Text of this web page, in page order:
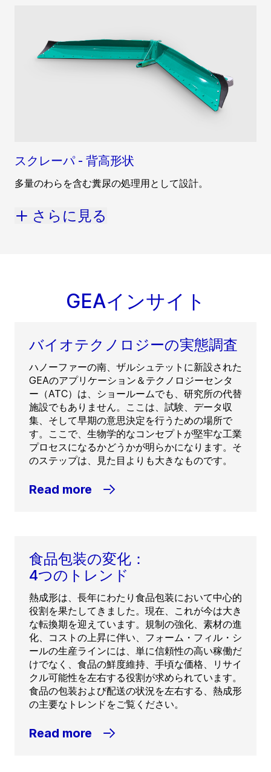
スクレーパ - 背高形状
多量のわらを含む糞尿の処理用として設計。
さらに見る
GEAインサイト
バイオテクノロジーの実態調査
ハノーファーの南、ザルシュテットに新設された
GEAのアプリケーション＆テクノロジーセンタ
ー（ATC）は、ショールームでも、研究所の代替
施設でもありません。ここは、試験、データ収
集、そして早期の意思決定を行うための場所で
す。ここで、生物学的なコンセプトが堅牢な工業
プロセスになるかどうかが明らかになります。そ
のステップは、見た目よりも大きなものです。
Read more
食品包装の変化：
4つのトレンド
熱成形は、長年にわたり食品包装において中心的
役割を果たしてきました。現在、これが今は大き
な転換期を迎えています。規制の強化、素材の進
化、コストの上昇に伴い、フォーム・フィル・シ
ールの生産ラインには、単に信頼性の高い稼働だ
けでなく、食品の鮮度維持、手頃な価格、リサイ
クル可能性を左右する役割が求められています。
食品の包装および配送の状況を左右する、熱成形
の主要なトレンドをご覧ください。
Read more